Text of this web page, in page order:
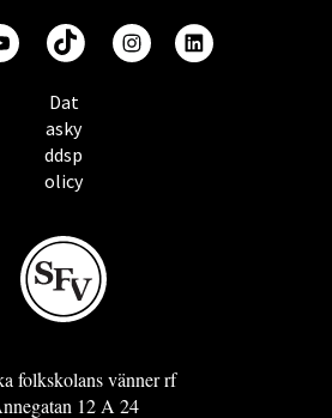
Dat
asky
ddsp
olicy
folkskolans vänner rf
12 A 24